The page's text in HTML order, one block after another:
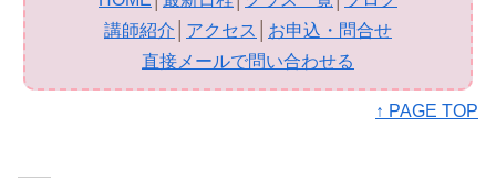
講師紹介
アクセス
お申込・問合せ
直接メールで問い合わせる
↑ PAGE TOP